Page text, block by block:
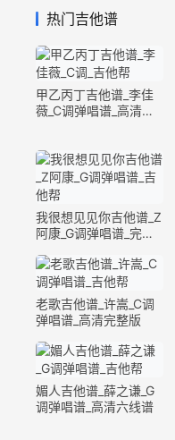
热门吉他谱
甲乙丙丁吉他谱_李佳
薇_C调弹唱谱_高清六
我很想见见你吉他谱_Z
阿康_G调弹唱谱_完整
老歌吉他谱_许嵩_C调
弹唱谱_高清完整版
媚人吉他谱_薛之谦_G
调弹唱谱_高清六线谱